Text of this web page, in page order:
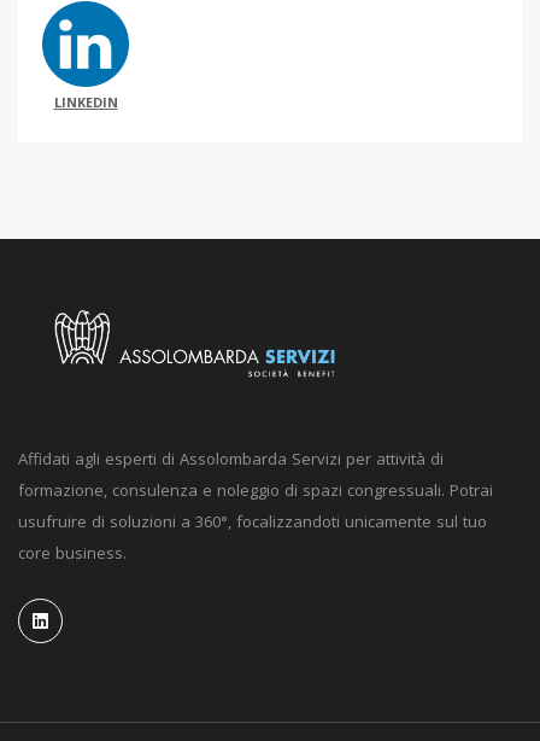
LINKEDIN
Affidati agli esperti di Assolombarda Servizi per attività di
formazione, consulenza e noleggio di spazi congressuali. Potrai
usufruire di soluzioni a 360°, focalizzandoti unicamente sul tuo
core business.